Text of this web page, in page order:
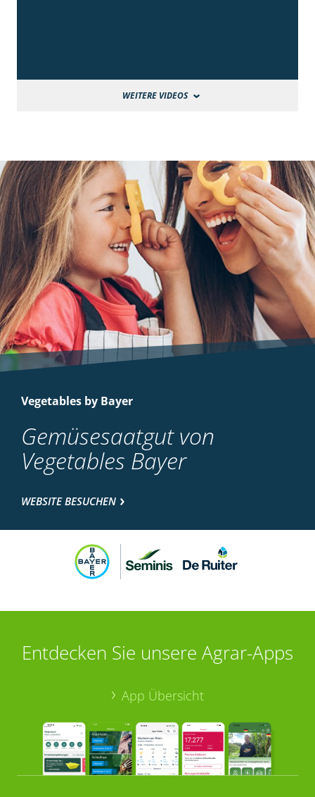
WEITERE VIDEOS
Vegetables by Bayer
Gemüsesaatgut von
Vegetables Bayer
WEBSITE BESUCHEN
Entdecken Sie unsere Agrar-Apps
App Übersicht